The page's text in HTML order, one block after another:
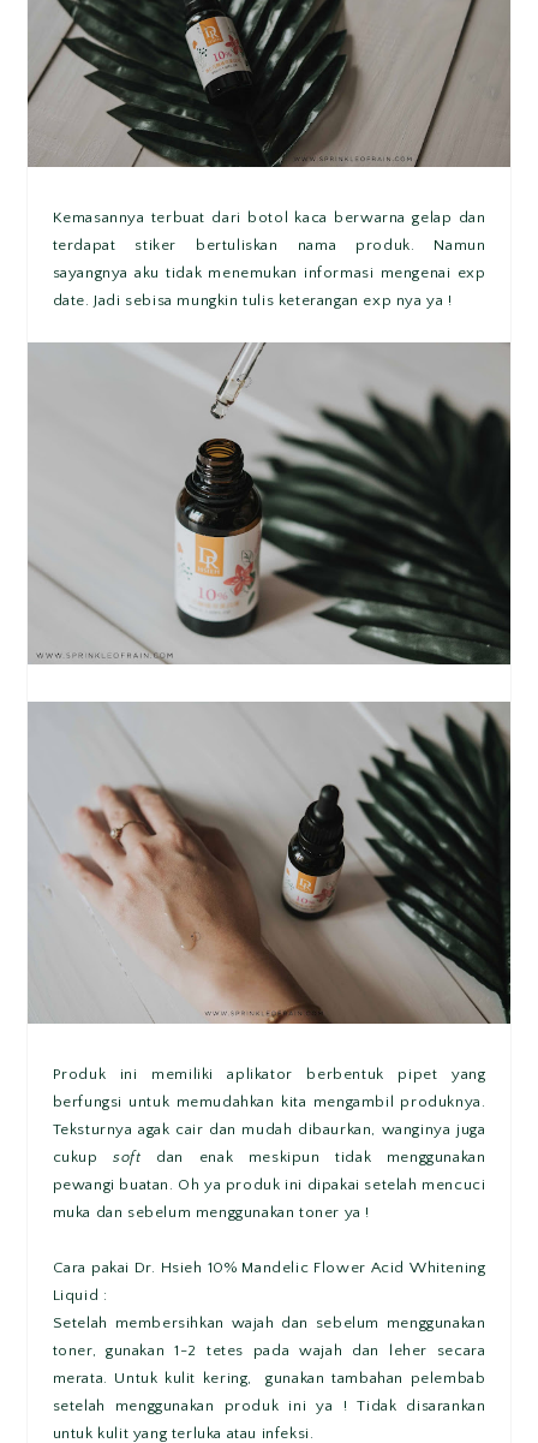
Kemasannya terbuat dari botol kaca berwarna gelap dan
terdapat stiker bertuliskan nama produk. Namun
sayangnya aku tidak menemukan informasi mengenai exp
date. Jadi sebisa mungkin tulis keterangan exp nya ya !
Produk ini memiliki aplikator berbentuk pipet yang
berfungsi untuk memudahkan kita mengambil produknya.
Teksturnya agak cair dan mudah dibaurkan, wanginya juga
cukupsoft dan enak meskipun tidak menggunakan
pewangi buatan. Oh ya produk ini dipakai setelah mencuci
muka dan sebelum menggunakan toner ya !
Cara pakai Dr. Hsieh 10% Mandelic Flower Acid Whitening
Liquid :
Setelah membersihkan wajah dan sebelum menggunakan
toner, gunakan 1-2 tetes pada wajah dan leher secara
merata. Untuk kulit kering, gunakan tambahan pelembab
setelah menggunakan produk ini ya ! Tidak disarankan
untuk kulit yang terluka atau infeksi.